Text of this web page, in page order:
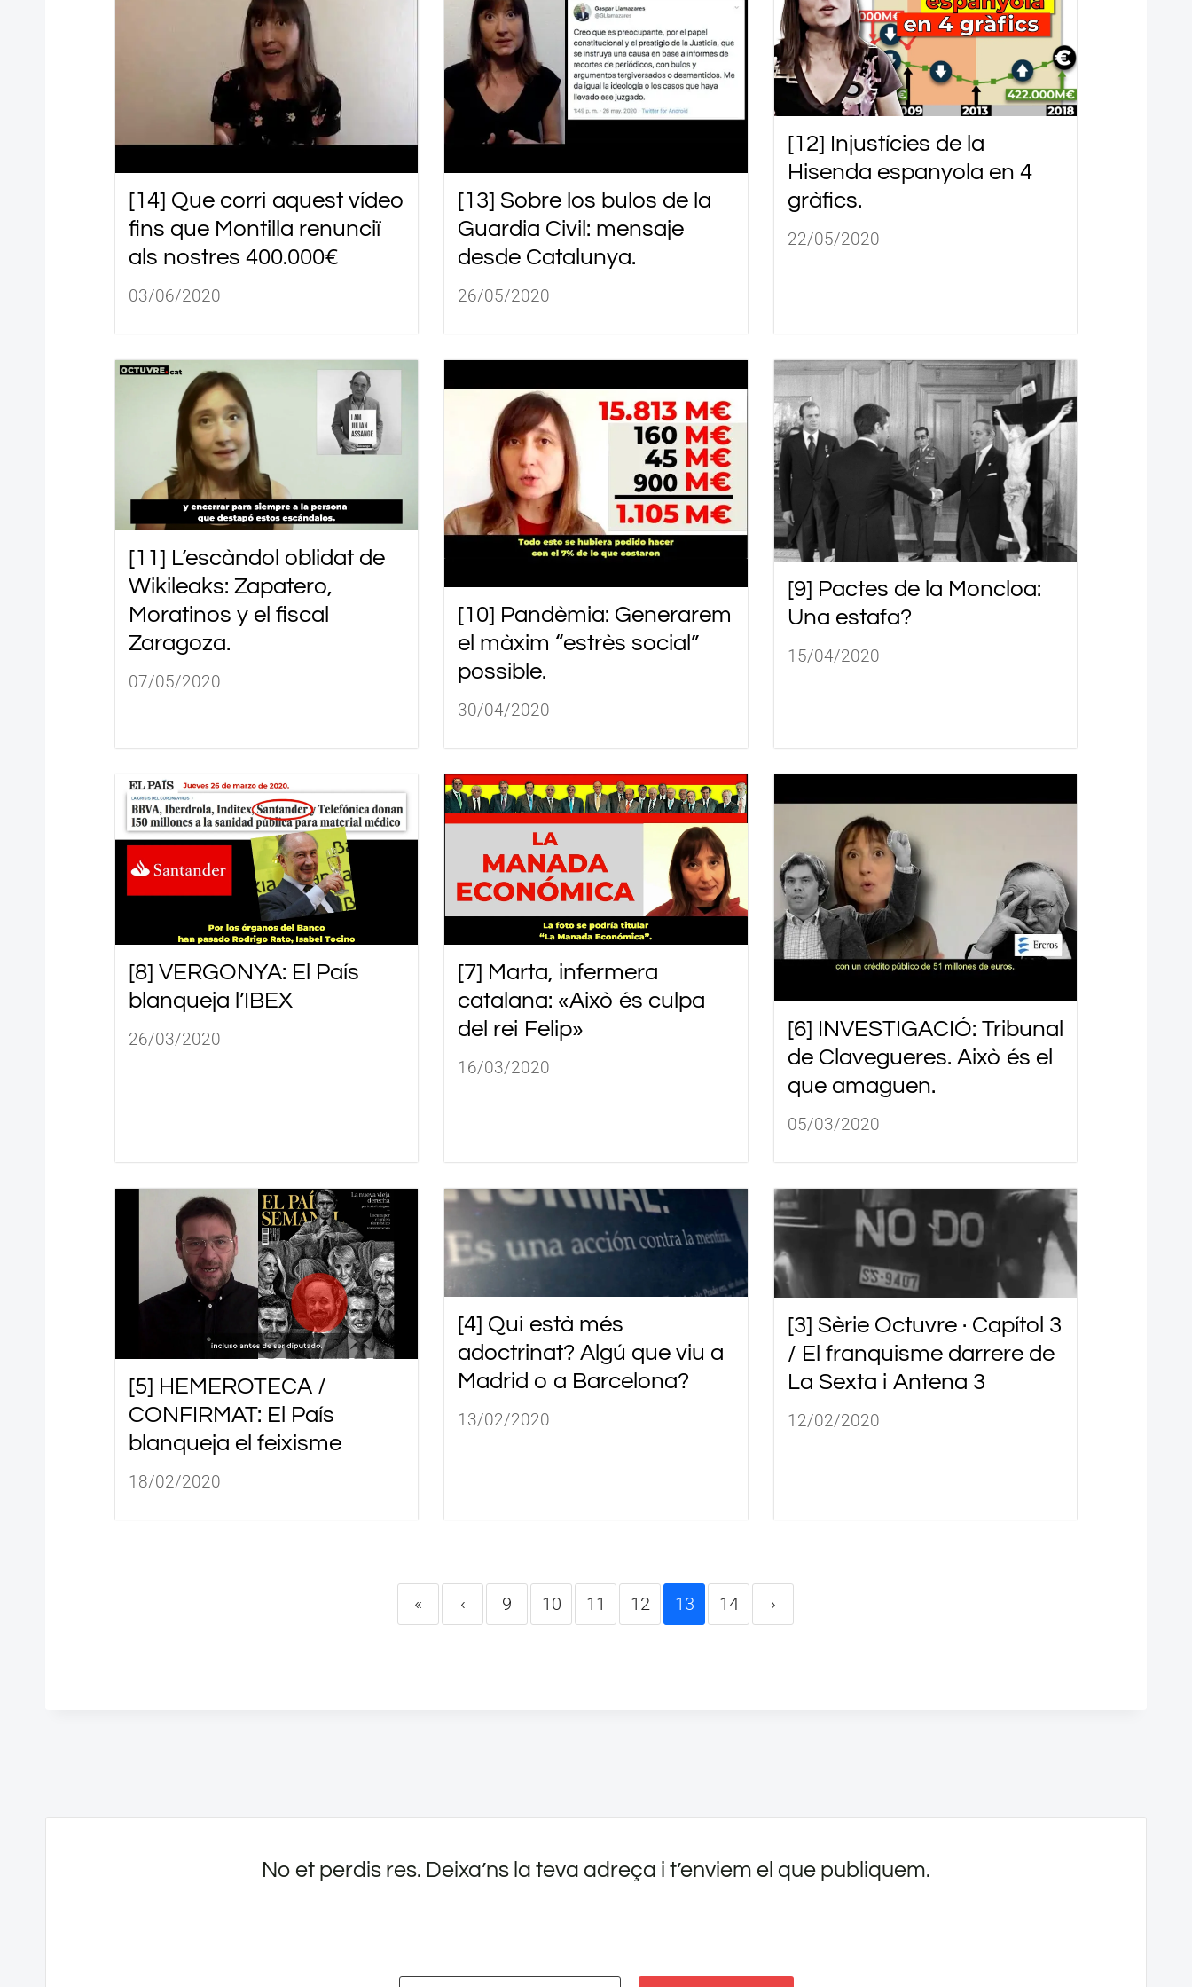
[14] Que corri aquest vídeo
fins que Montilla renunciï
als nostres 400.000€
03/06/2020
[13] Sobre los bulos de la
Guardia Civil: mensaje
desde Catalunya.
26/05/2020
[12] Injustícies de la
Hisenda espanyola en 4
gràfics.
22/05/2020
[11] L’escàndol oblidat de
Wikileaks: Zapatero,
Moratinos y el fiscal
Zaragoza.
07/05/2020
[10] Pandèmia: Generarem
el màxim “estrès social”
possible.
30/04/2020
[9] Pactes de la Moncloa:
Una estafa?
15/04/2020
[8] VERGONYA: El País
blanqueja l’IBEX
26/03/2020
[7] Marta, infermera
catalana: «Això és culpa
del rei Felip»
16/03/2020
[6] INVESTIGACIÓ: Tribunal
de Clavegueres. Això és el
que amaguen.
05/03/2020
[5] HEMEROTECA /
CONFIRMAT: El País
blanqueja el feixisme
18/02/2020
[4] Qui està més
adoctrinat? Algú que viu a
Madrid o a Barcelona?
13/02/2020
[3] Sèrie Octuvre · Capítol 3
/ El franquisme darrere de
La Sexta i Antena 3
12/02/2020
« ‹ 9 10 11 12 13 14 ›
No et perdis res. Deixa’ns la teva adreça i t’enviem el que publiquem.